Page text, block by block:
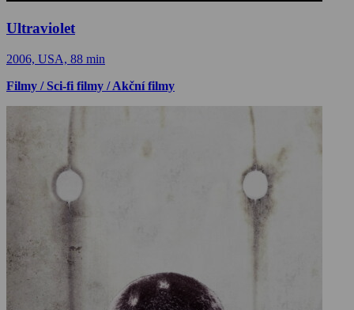
Ultraviolet
2006, USA, 88 min
Filmy / Sci-fi filmy / Akční filmy